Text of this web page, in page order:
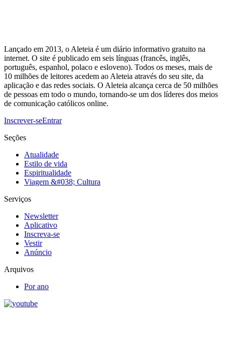
Lançado em 2013, o Aleteia é um diário informativo gratuito na
internet. O site é publicado em seis línguas (francês, inglês,
português, espanhol, polaco e esloveno). Todos os meses, mais de
10 milhões de leitores acedem ao Aleteia através do seu site, da
aplicação e das redes sociais. O Aleteia alcança cerca de 50 milhões
de pessoas em todo o mundo, tornando-se um dos líderes dos meios
de comunicação católicos online.
Inscrever-seEntrar
Seções
Atualidade
Estilo de vida
Espiritualidade
Viagem &#038; Cultura
Serviços
Newsletter
Aplicativo
Inscreva-se
Vestir
Anúncio
Arquivos
Por ano